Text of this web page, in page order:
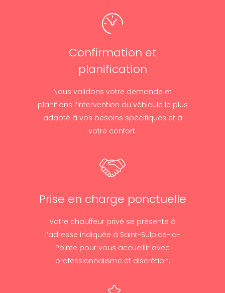
Confirmation et
planification
Nous validons votre demande et
planifions l’intervention du véhicule le plus
adapté à vos besoins spécifiques et à
votre confort.
Prise en charge ponctuelle
Votre chauffeur privé se présente à
l’adresse indiquée à Saint-Sulpice-la-
Pointe pour vous accueillir avec
professionnalisme et discrétion.